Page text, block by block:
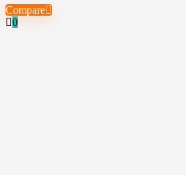
Compare
0